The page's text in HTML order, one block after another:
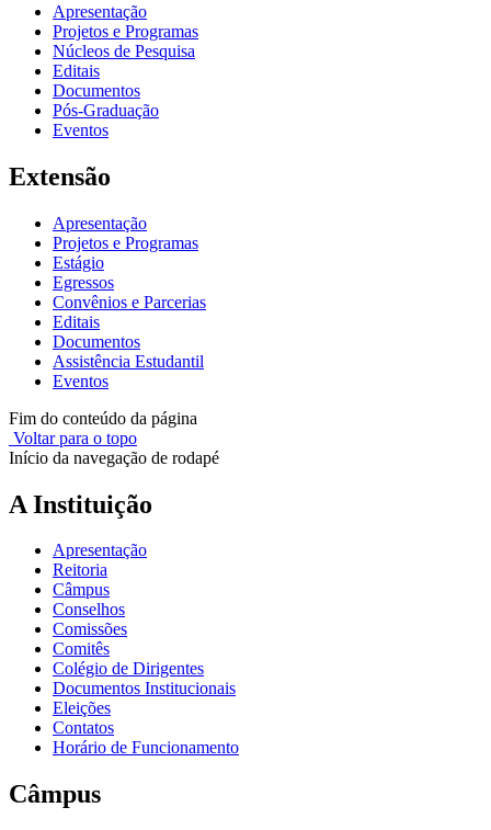
Apresentação
Projetos e Programas
Núcleos de Pesquisa
Editais
Documentos
Pós-Graduação
Eventos
Extensão
Apresentação
Projetos e Programas
Estágio
Egressos
Convênios e Parcerias
Editais
Documentos
Assistência Estudantil
Eventos
Fim do conteúdo da página
Voltar para o topo
Início da navegação de rodapé
A Instituição
Apresentação
Reitoria
Câmpus
Conselhos
Comissões
Comitês
Colégio de Dirigentes
Documentos Institucionais
Eleições
Contatos
Horário de Funcionamento
Câmpus